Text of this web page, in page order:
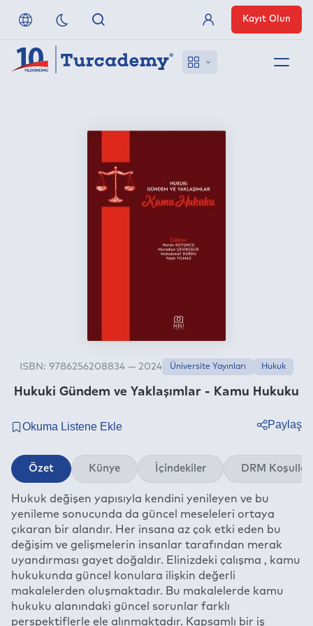
Referanslarımız
Uzaktan Erişim
Üye Girişi
Kayıt Olun
Hukuki Gündem ve Yaklaşımlar - Kamu Hukuku
ISBN: 9786256208834 — 2024 Üniversite Yayınları Hukuk
Paylaş
Twitter
Linkedin
Whatsapp
E-mail
Özet Künye İçindekiler DRM Koşulları
Hukuk değişen yapısıyla kendini yenileyen ve bu
yenileme sonucunda da güncel meseleleri ortaya
çıkaran bir alandır. Her insana az çok etki eden bu
değişim ve gelişmelerin insanlar tarafından merak
uyandırması gayet doğaldır. Elinizdeki çalışma , kamu
hukukunda güncel konulara ilişkin değerli
makalelerden oluşmaktadır. Bu makalelerde kamu
hukuku alanındaki güncel sorunlar farklı
perspektiflerle ele alınmaktadır. Kapsamlı bir iş